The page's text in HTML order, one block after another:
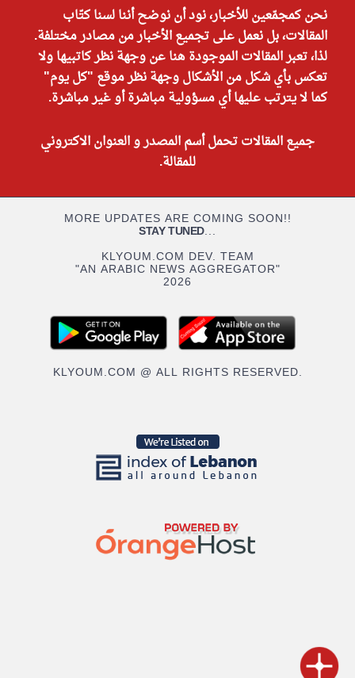
نحن كمجمّعين للأخبار، نود أن نوضح أننا لسنا كتّاب
المقالات، بل نعمل على تجميع الأخبار من مصادر مختلفة.
لذا، تعبر المقالات الموجودة هنا عن وجهة نظر كاتبيها ولا
تعكس بأي شكل من الأشكال وجهة نظر موقع "كل يوم"
كما لا يترتب عليها أي مسؤولية مباشرة أو غير مباشرة.
جميع المقالات تحمل أسم المصدر و العنوان الاكتروني
للمقالة.
MORE UPDATES ARE COMING SOON!!
STAY TUNED...
KLYOUM.COM DEV. TEAM
"AN ARABIC NEWS AGGREGATOR"
2026
KLYOUM.COM @ ALL RIGHTS RESERVED.